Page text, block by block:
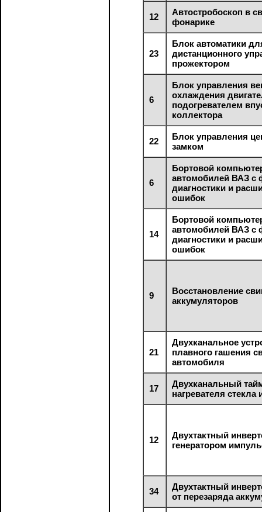
12
Автостробоскоп в
фонарике
23
Блок автоматики
дистанционного
прожектором
6
Блок управления
охлаждения
подогревателем
коллектора
22
Блок управления
замком
6
Бортовой
автомобилей ВАЗ с
диагностики и
ошибок
14
Бортовой
автомобилей ВАЗ с
диагностики и
ошибок
9
Восстановление
аккумуляторов
21
Двухканальное
плавного гашения
автомобиля
17
Двухканальный
нагревателя стекла
12
Двухтактный
генератором
34
Двухтактный
от перезаряда